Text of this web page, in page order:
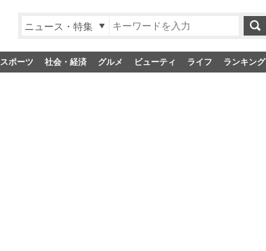
ニュース・特集
スポーツ 社会・経済 グルメ ビューティ ライフ ランキング